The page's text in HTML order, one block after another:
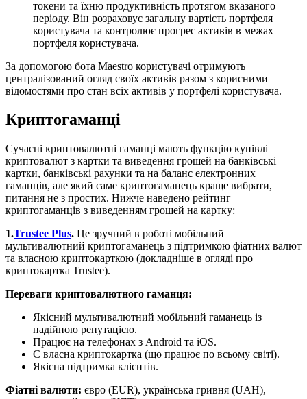
токени та їхню продуктивність протягом вказаного
періоду. Він розраховує загальну вартість портфеля
користувача та контролює прогрес активів в межах
портфеля користувача.
За допомогою бота Maestro користувачі отримують
централізований огляд своїх активів разом з корисними
відомостями про стан всіх активів у портфелі користувача.
Криптогаманці
Сучасні криптовалютні гаманці мають функцію купівлі
криптовалют з картки та виведення грошей на банківські
картки, банківські рахунки та на баланс електронних
гаманців, але який саме криптогаманець краще вибрати,
питання не з простих. Нижче наведено рейтинг
криптогаманців з виведенням грошей на картку:
1.Trustee Plus. Це зручний в роботі мобільний
мультивалютний криптогаманець з підтримкою фіатних валют
та власною криптокарткою (докладніше в огляді про
криптокартка Trustee).
Переваги криптовалютного гаманця:
Якісний мультивалютний мобільний гаманець із
надійною репутацією.
Працює на телефонах з Android та iOS.
Є власна криптокартка (що працює по всьому світі).
Якісна підтримка клієнтів.
Фіатні валюти: євро (EUR), українська гривня (UAH),